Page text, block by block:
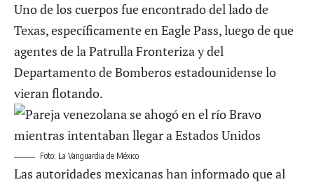
Uno de los cuerpos fue encontrado del lado de
Texas, específicamente en Eagle Pass, luego de que
agentes de la Patrulla Fronteriza y del
Departamento de Bomberos estadounidense lo
vieran flotando.
Foto: La Vanguardia de México
Las autoridades mexicanas han informado que al